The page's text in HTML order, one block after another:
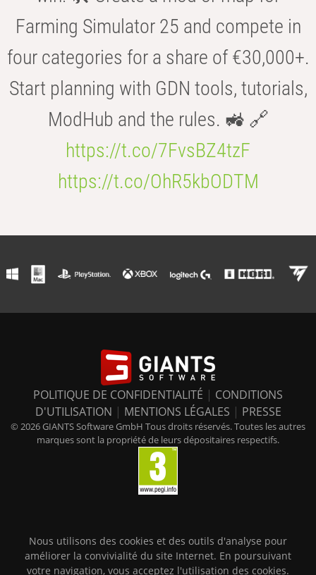
Farming Simulator 25 and compete in
four categories for a share of €30,000+.
Start planning with GDN tools, tutorials,
ModHub and the rules. 🚜 🔗
https://t.co/7FvsBZ4tzF
https://t.co/OhR5kbODTM
POLITIQUE DE CONFIDENTIALITÉ | CONDITIONS
D'UTILISATION | MENTIONS LÉGALES | PRESSE
© 2026 GIANTS Software GmbH Tous droits réservés. Toutes les autres
marques sont la propriété de leurs dépositaires respectifs.
Nous utilisons des cookies et des outils d'analyse pour
améliorer la convivialité du site Internet. En poursuivant
votre navigation, vous acceptez l'utilisation des cookies.